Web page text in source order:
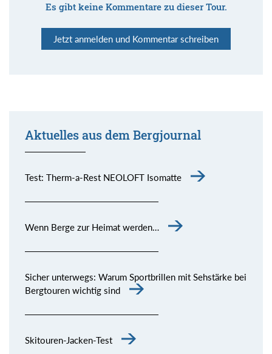
Es gibt keine Kommentare zu dieser Tour.
Jetzt anmelden und Kommentar schreiben
Aktuelles aus dem Bergjournal
Test: Therm-a-Rest NEOLOFT Isomatte
Wenn Berge zur Heimat werden…
Sicher unterwegs: Warum Sportbrillen mit Sehstärke bei
Bergtouren wichtig sind
Skitouren-Jacken-Test